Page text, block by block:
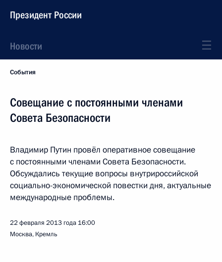
Президент России
Новости
События
Совещание с постоянными членами
Совета Безопасности
Владимир Путин провёл оперативное совещание
с постоянными членами Совета Безопасности.
Обсуждались текущие вопросы внутрироссийской
социально-экономической повестки дня, актуальные
международные проблемы.
22 февраля 2013 года 16:00
Москва, Кремль